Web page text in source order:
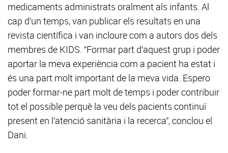
medicaments administrats oralment als infants. Al
cap d’un temps, van publicar els resultats en una
revista científica i van incloure com a autors dos dels
membres de KIDS. “Formar part d’aquest grup i poder
aportar la meva experiència com a pacient ha estat i
és una part molt important de la meva vida. Espero
poder formar-ne part molt de temps i poder contribuir
tot el possible perquè la veu dels pacients continuï
present en l’atenció sanitària i la recerca”, conclou el
Dani.